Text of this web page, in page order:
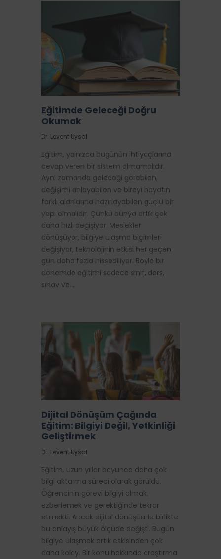
Eğitimde Geleceği Doğru
Okumak
Dr. Levent Uysal
Eğitim, yalnızca bugünün ihtiyaçlarına
cevap veren bir sistem olmamalıdır.
Aynı zamanda geleceği görebilen,
değişimi anlayabilen ve bireyi hayatın
farklı alanlarına hazırlayabilen güçlü bir
yapı olmalıdır. Çünkü dünya artık çok
daha hızlı değişiyor. Meslekler
dönüşüyor, bilgiye ulaşma biçimleri
değişiyor, teknolojinin etkisi her geçen
gün daha fazla hissediliyor. Böyle bir
dönemde eğitimi sadece sınıf, ders,
sınav ve…
Dijital Dönüşüm Çağında
Eğitim: Bilgiyi Değil, Yetkinliği
Geliştirmek
Dr. Levent Uysal
Eğitim, uzun yıllar boyunca daha çok
bilgi aktarma süreci olarak görüldü.
Öğrencinin görevi bilgiyi almak,
ezberlemek ve gerektiğinde tekrar
etmekti. Ancak dijital dönüşümle birlikte
bu anlayış büyük ölçüde değişti. Bugün
bilgiye ulaşmak artık eskisinden çok
daha kolay. Bir konu hakkında araştırma